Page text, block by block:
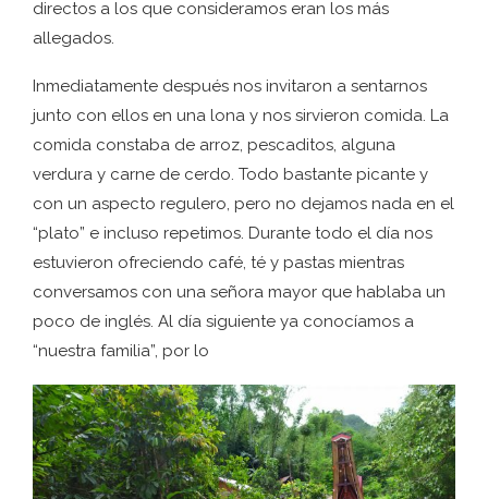
directos a los que consideramos eran los más
allegados.
Inmediatamente después nos invitaron a sentarnos
junto con ellos en una lona y nos sirvieron comida. La
comida constaba de arroz, pescaditos, alguna
verdura y carne de cerdo. Todo bastante picante y
con un aspecto regulero, pero no dejamos nada en el
“plato” e incluso repetimos. Durante todo el día nos
estuvieron ofreciendo café, té y pastas mientras
conversamos con una señora mayor que hablaba un
poco de inglés. Al día siguiente ya conocíamos a
“nuestra familia”, por lo